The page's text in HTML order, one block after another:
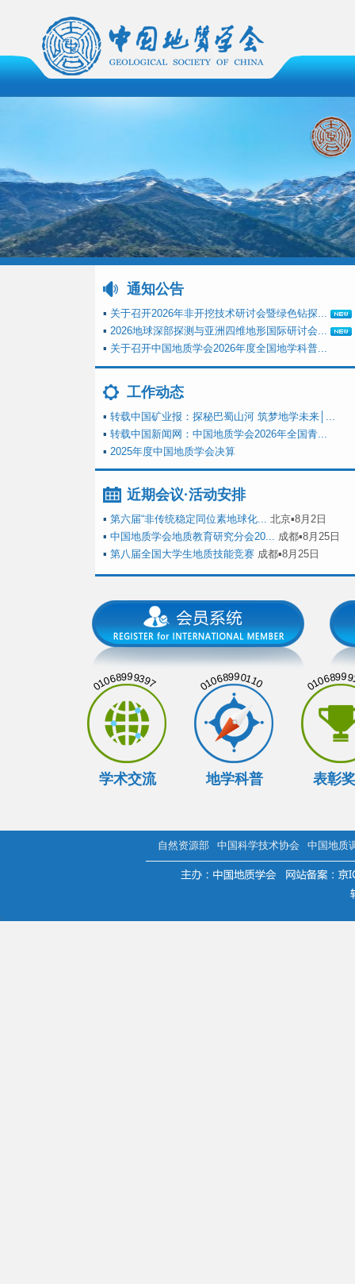
通知公告
▪ 关于召开2026年非开挖技术研讨会暨绿色钻探...
▪ 2026地球深部探测与亚洲四维地形国际研讨会...
▪ 关于召开中国地质学会2026年度全国地学科普...
工作动态
▪ 转载中国矿业报：探秘巴蜀山河 筑梦地学未来│...
▪ 转载中国新闻网：中国地质学会2026年全国青...
▪ 2025年度中国地质学会决算
近期会议·活动安排
▪ 第六届“非传统稳定同位素地球化... 北京▪8月2日
▪ 中国地质学会地质教育研究分会20... 成都▪8月25日
▪ 第八届全国大学生地质技能竞赛 成都▪8月25日
01068999397
学术交流
01068990110
地学科普 表彰
自然资源部 中国科学技术协会 中国地质
.